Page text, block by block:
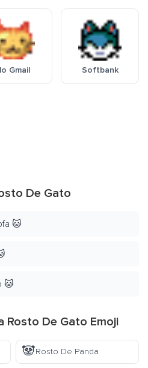
Gmail Softbank
De Gato
🐱
🐱
Rosto De Gato Emoji
🐼Rosto De Panda